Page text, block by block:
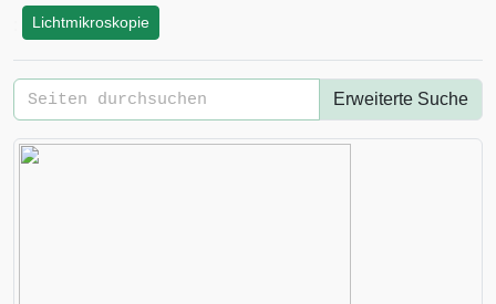
Lichtmikroskopie
Erweiterte Suche